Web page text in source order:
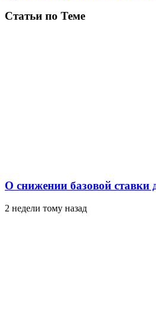
Статьи по Теме
О снижении базовой ставки
2 недели тому назад